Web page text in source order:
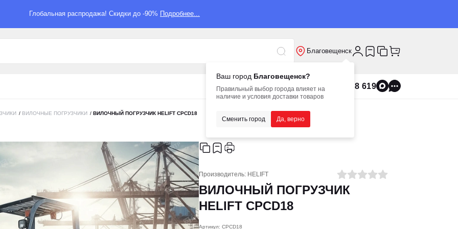
Глобальная распродажа! Скидки до -90% Подробнее...
Благовещенск
Ваш город Благовещенск?
Правильный выбор города влияет на
наличие и условия доставки товаров
Сменить город Да, верно
8 800 555 8 619
/ ВИЛОЧНЫЕ ПОГРУЗЧИКИ / ВИЛОЧНЫЙ ПОГРУЗЧИК HELIFT CPCD18
Производитель: HELIFT
ВИЛОЧНЫЙ ПОГРУЗЧИК
HELIFT CPCD18
Артикул: CPCD18